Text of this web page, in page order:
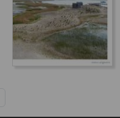
paginapagina